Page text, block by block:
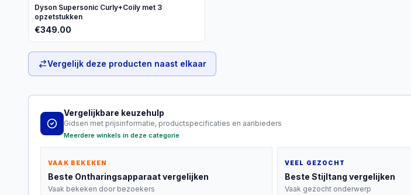
Dyson Supersonic Curly+Coily met 3
opzetstukken
€349.00
Vergelijk deze producten naast elkaar
Vergelijkbare keuzehulp
Gidsen met prijsinformatie, productspecificaties en aanbieders
Meerdere winkels in deze categorie
VAAK BEKEKEN
Beste Ontharingsapparaatvergelijken
Vaak bekeken door bezoekers
VEEL GEZOCHT
Beste Stijltang vergelijken
Vaak gezocht onderwerp